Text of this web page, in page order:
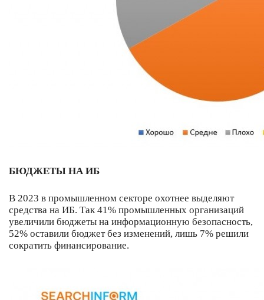
БЮДЖЕТЫ НА ИБ
В 2023 в промышленном секторе охотнее выделяют
средства на ИБ. Так 41% промышленных организаций
увеличили бюджеты на информационную безопасность,
52% оставили бюджет без изменений, лишь 7% решили
сократить финансирование.